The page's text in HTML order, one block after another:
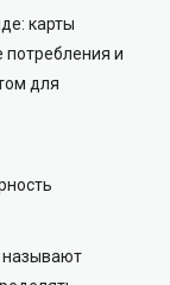
карты
потребления и
для
называют